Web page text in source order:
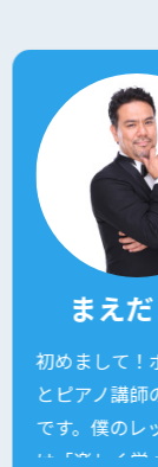
まえだ
初めまして！
とピアノ講師
です。僕のレ
は「楽しく学